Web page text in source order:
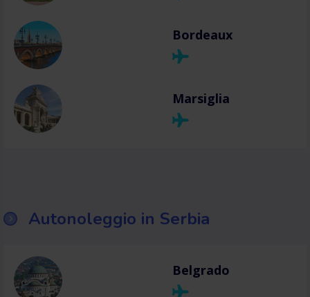
Bordeaux
Marsiglia
Autonoleggio in Serbia
Belgrado